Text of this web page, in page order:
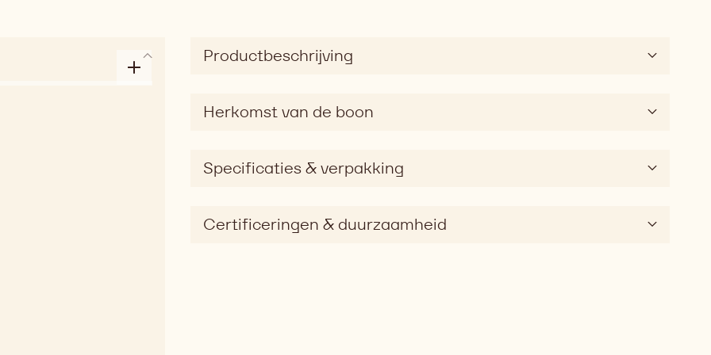
Productbeschrijving
Herkomst van de boon
Specificaties & verpakking
Certificeringen & duurzaamheid